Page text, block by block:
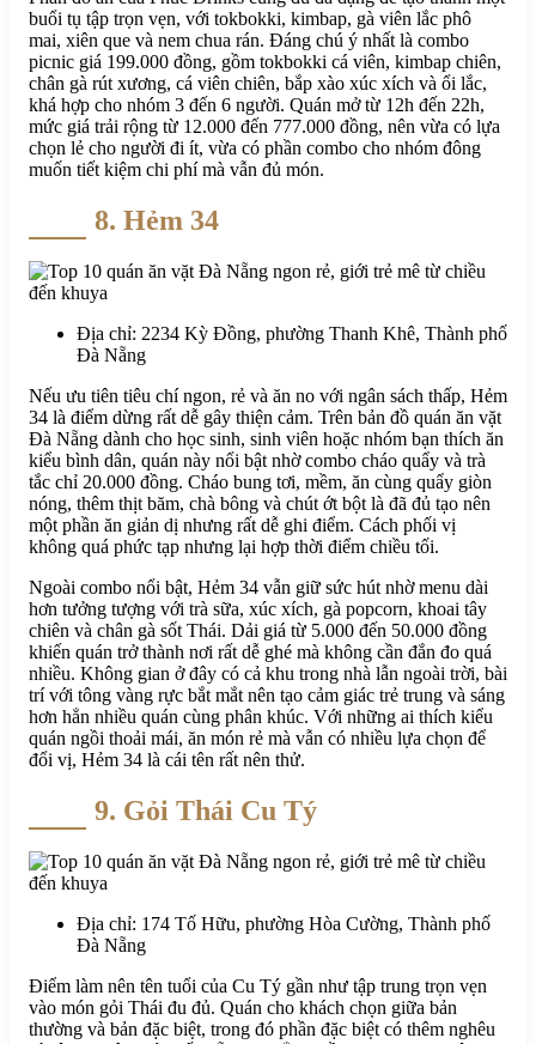
buổi tụ tập trọn vẹn, với tokbokki, kimbap, gà viên lắc phô
mai, xiên que và nem chua rán. Đáng chú ý nhất là combo
picnic giá 199.000 đồng, gồm tokbokki cá viên, kimbap chiên,
chân gà rút xương, cá viên chiên, bắp xào xúc xích và ổi lắc,
khá hợp cho nhóm 3 đến 6 người. Quán mở từ 12h đến 22h,
mức giá trải rộng từ 12.000 đến 777.000 đồng, nên vừa có lựa
chọn lẻ cho người đi ít, vừa có phần combo cho nhóm đông
muốn tiết kiệm chi phí mà vẫn đủ món.
8. Hẻm 34
Địa chỉ: 2234 Kỳ Đồng, phường Thanh Khê, Thành phố
Đà Nẵng
Nếu ưu tiên tiêu chí ngon, rẻ và ăn no với ngân sách thấp, Hẻm
34 là điểm dừng rất dễ gây thiện cảm. Trên bản đồ quán ăn vặt
Đà Nẵng dành cho học sinh, sinh viên hoặc nhóm bạn thích ăn
kiểu bình dân, quán này nổi bật nhờ combo cháo quẩy và trà
tắc chỉ 20.000 đồng. Cháo bung tơi, mềm, ăn cùng quẩy giòn
nóng, thêm thịt băm, chà bông và chút ớt bột là đã đủ tạo nên
một phần ăn giản dị nhưng rất dễ ghi điểm. Cách phối vị
không quá phức tạp nhưng lại hợp thời điểm chiều tối.
Ngoài combo nổi bật, Hẻm 34 vẫn giữ sức hút nhờ menu dài
hơn tưởng tượng với trà sữa, xúc xích, gà popcorn, khoai tây
chiên và chân gà sốt Thái. Dải giá từ 5.000 đến 50.000 đồng
khiến quán trở thành nơi rất dễ ghé mà không cần đắn đo quá
nhiều. Không gian ở đây có cả khu trong nhà lẫn ngoài trời, bài
trí với tông vàng rực bắt mắt nên tạo cảm giác trẻ trung và sáng
hơn hẳn nhiều quán cùng phân khúc. Với những ai thích kiểu
quán ngồi thoải mái, ăn món rẻ mà vẫn có nhiều lựa chọn để
đổi vị, Hẻm 34 là cái tên rất nên thử.
9. Gỏi Thái Cu Tý
Địa chỉ: 174 Tố Hữu, phường Hòa Cường, Thành phố
Đà Nẵng
Điểm làm nên tên tuổi của Cu Tý gần như tập trung trọn vẹn
vào món gỏi Thái đu đủ. Quán cho khách chọn giữa bản
thường và bản đặc biệt, trong đó phần đặc biệt có thêm nghêu